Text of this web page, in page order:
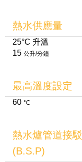
熱水供應量
25°C 升溫
15 公升/分鐘
最高溫度設定
60 °C
熱水爐管道接駁
(B.S.P)